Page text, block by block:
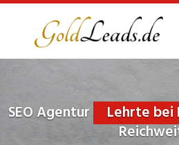
SEO Agentur Lehrte bei